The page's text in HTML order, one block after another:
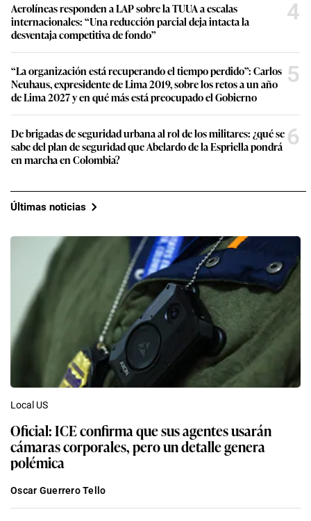
Aerolíneas responden a LAP sobre la TUUA a escalas
internacionales: “Una reducción parcial deja intacta la
desventaja competitiva de fondo”
4
“La organización está recuperando el tiempo perdido”: Carlos
Neuhaus, expresidente de Lima 2019, sobre los retos a un año
de Lima 2027 y en qué más está preocupado el Gobierno
5
De brigadas de seguridad urbana al rol de los militares: ¿qué se
sabe del plan de seguridad que Abelardo de la Espriella pondrá
en marcha en Colombia?
6
Últimas noticias
Local US
Oficial: ICE confirma que sus agentes usarán
cámaras corporales, pero un detalle genera
polémica
Oscar Guerrero Tello